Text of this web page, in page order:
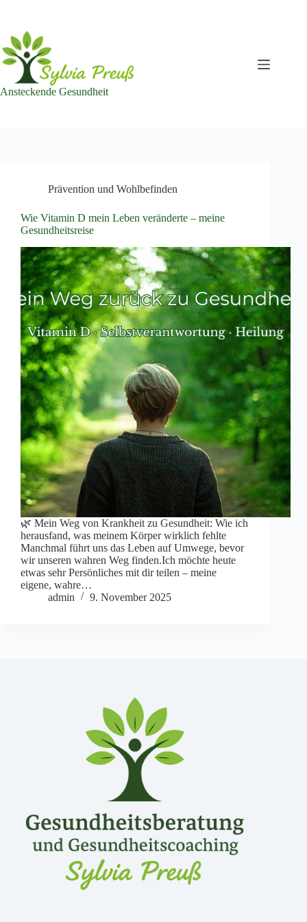
springen
Ansteckende Gesundheit
Prävention und Wohlbefinden
Wie Vitamin D mein Leben veränderte – meine
Gesundheitsreise
🌿 Mein Weg von Krankheit zu Gesundheit: Wie ich
herausfand, was meinem Körper wirklich fehlte
Manchmal führt uns das Leben auf Umwege, bevor
wir unseren wahren Weg finden.Ich möchte heute
etwas sehr Persönliches mit dir teilen – meine
eigene, wahre…
admin
9. November 2025